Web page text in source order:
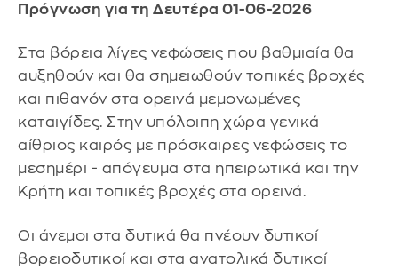
Πρόγνωση για τη Δευτέρα 01-06-2026
Στα βόρεια λίγες νεφώσεις που βαθμιαία θα
αυξηθούν και θα σημειωθούν τοπικές βροχές
και πιθανόν στα ορεινά μεμονωμένες
καταιγίδες. Στην υπόλοιπη χώρα γενικά
αίθριος καιρός με πρόσκαιρες νεφώσεις το
μεσημέρι - απόγευμα στα ηπειρωτικά και την
Κρήτη και τοπικές βροχές στα ορεινά.
Οι άνεμοι στα δυτικά θα πνέουν δυτικοί
βορειοδυτικοί και στα ανατολικά δυτικοί